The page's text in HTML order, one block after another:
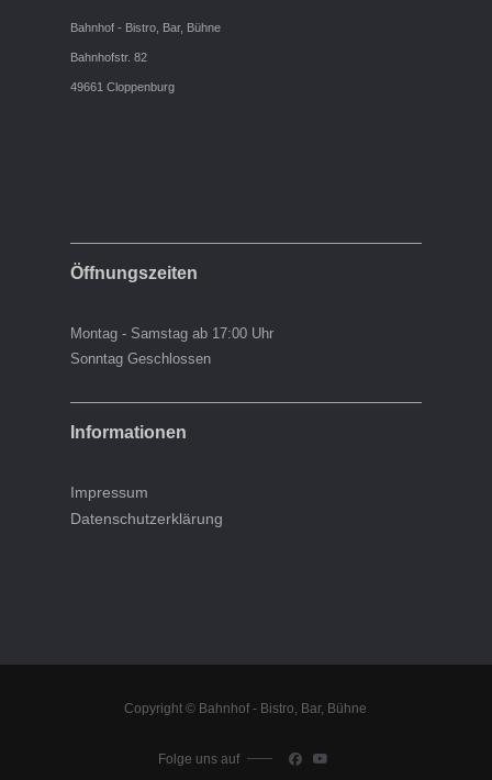
Bahnhof - Bistro, Bar, Bühne
Bahnhofstr. 82
49661 Cloppenburg
Öffnungszeiten
Montag - Samstag ab 17:00 Uhr
Sonntag Geschlossen
Informationen
Impressum
Datenschutzerklärung
Copyright © Bahnhof - Bistro, Bar, Bühne
Folge uns auf